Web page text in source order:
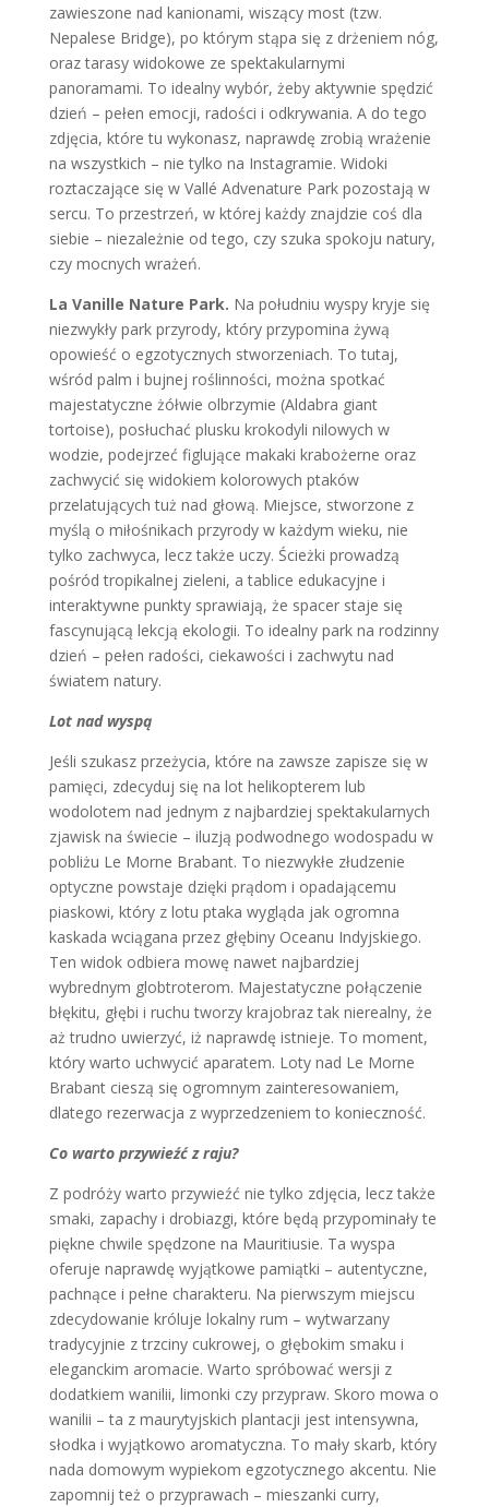
zawieszone nad kanionami, wiszący most (tzw.
Nepalese Bridge), po którym stąpa się z drżeniem nóg,
oraz tarasy widokowe ze spektakularnymi
panoramami. To idealny wybór, żeby aktywnie spędzić
dzień – pełen emocji, radości i odkrywania. A do tego
zdjęcia, które tu wykonasz, naprawdę zrobią wrażenie
na wszystkich – nie tylko na Instagramie. Widoki
roztaczające się w Vallé Advenature Park pozostają w
sercu. To przestrzeń, w której każdy znajdzie coś dla
siebie – niezależnie od tego, czy szuka spokoju natury,
czy mocnych wrażeń.
La Vanille Nature Park. Na południu wyspy kryje się
niezwykły park przyrody, który przypomina żywą
opowieść o egzotycznych stworzeniach. To tutaj,
wśród palm i bujnej roślinności, można spotkać
majestatyczne żółwie olbrzymie (Aldabra giant
tortoise), posłuchać plusku krokodyli nilowych w
wodzie, podejrzeć figlujące makaki krabożerne oraz
zachwycić się widokiem kolorowych ptaków
przelatujących tuż nad głową. Miejsce, stworzone z
myślą o miłośnikach przyrody w każdym wieku, nie
tylko zachwyca, lecz także uczy. Ścieżki prowadzą
pośród tropikalnej zieleni, a tablice edukacyjne i
interaktywne punkty sprawiają, że spacer staje się
fascynującą lekcją ekologii. To idealny park na rodzinny
dzień – pełen radości, ciekawości i zachwytu nad
światem natury.
Lot nad wyspą
Jeśli szukasz przeżycia, które na zawsze zapisze się w
pamięci, zdecyduj się na lot helikopterem lub
wodolotem nad jednym z najbardziej spektakularnych
zjawisk na świecie – iluzją podwodnego wodospadu w
pobliżu Le Morne Brabant. To niezwykłe złudzenie
optyczne powstaje dzięki prądom i opadającemu
piaskowi, który z lotu ptaka wygląda jak ogromna
kaskada wciągana przez głębiny Oceanu Indyjskiego.
Ten widok odbiera mowę nawet najbardziej
wybrednym globtroterom. Majestatyczne połączenie
błękitu, głębi i ruchu tworzy krajobraz tak nierealny, że
aż trudno uwierzyć, iż naprawdę istnieje. To moment,
który warto uchwycić aparatem. Loty nad Le Morne
Brabant cieszą się ogromnym zainteresowaniem,
dlatego rezerwacja z wyprzedzeniem to konieczność.
Co warto przywieźć z raju?
Z podróży warto przywieźć nie tylko zdjęcia, lecz także
smaki, zapachy i drobiazgi, które będą przypominały te
piękne chwile spędzone na Mauritiusie. Ta wyspa
oferuje naprawdę wyjątkowe pamiątki – autentyczne,
pachnące i pełne charakteru. Na pierwszym miejscu
zdecydowanie króluje lokalny rum – wytwarzany
tradycyjnie z trzciny cukrowej, o głębokim smaku i
eleganckim aromacie. Warto spróbować wersji z
dodatkiem wanilii, limonki czy przypraw. Skoro mowa o
wanilii – ta z maurytyjskich plantacji jest intensywna,
słodka i wyjątkowo aromatyczna. To mały skarb, który
nada domowym wypiekom egzotycznego akcentu. Nie
zapomnij też o przyprawach – mieszanki curry,